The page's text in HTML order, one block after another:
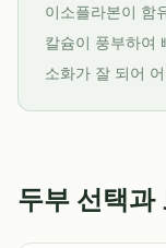
이소플라본이 함
칼슘이 풍부하여
소화가 잘 되어
두부 선택과